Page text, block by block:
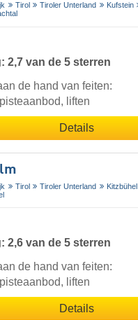
Tirol Tiroler Unterland
Kufstein
2,7 van de 5 sterren
de hand van feiten:
liften
Details
Tirol Tiroler Unterland
Kitzbühel
2,6 van de 5 sterren
de hand van feiten:
liften
Details